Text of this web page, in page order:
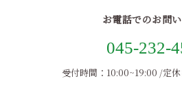
お電話でのお問
045-232-
受付時間：10:00~19:00 /定